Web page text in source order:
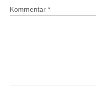
Kommentar *